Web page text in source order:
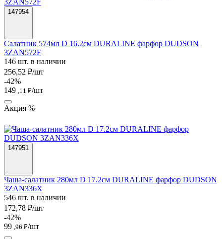
147954
Салатник 574мл D 16.2см DURALINE фарфор DUDSON
3ZAN572F
146 шт. в наличии
256,52 ₽/шт
-42%
149 ,11 ₽/шт
Акция %
147951
Чаша-салатник 280мл D 17.2см DURALINE фарфор DUDSON
3ZAN336X
546 шт. в наличии
172,78 ₽/шт
-42%
99 ,96 ₽/шт